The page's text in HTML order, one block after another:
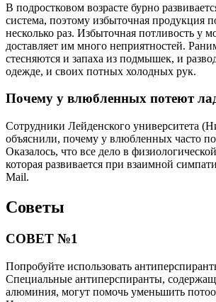
В подростковом возрасте бурно
система, поэтому избыточная продукция
несколько раз. Избыточная потливость у
доставляет им много неприятностей.
стесняются и запаха из подмышек, и
одежде, и своих потных холодных рук.
Почему у влюбленных потеют
Сотрудники Лейденского университета
объяснили, почему у влюбленных часто
Оказалось, что все дело в
которая развивается при взаимной
Mail.
Советы
СОВЕТ №1
Попробуйте использовать
Специальные антиперспиранты,
алюминия, могут помочь уменьшить